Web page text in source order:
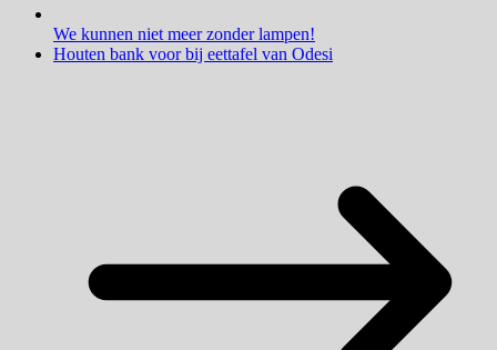
We kunnen niet meer zonder lampen!
Houten bank voor bij eettafel van Odesi